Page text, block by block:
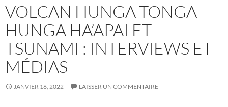
VOLCAN HUNGA TONGA –
HUNGA HA’APAI ET
TSUNAMI : INTERVIEWS ET
MÉDIAS
JANVIER 16, 2022 LAISSER UN COMMENTAIRE